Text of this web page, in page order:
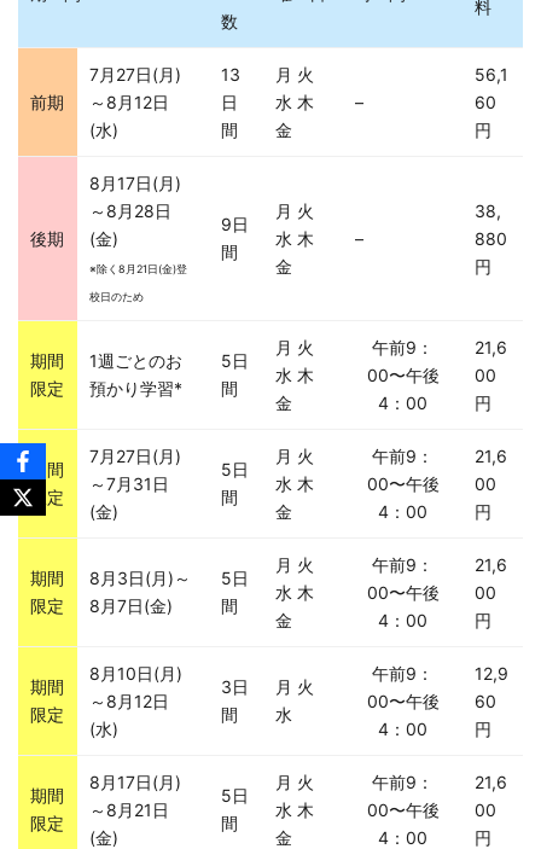
数
料
前期
7月27日(月)
～8月12日
(水)
13
日
間
月 火
水 木
金
–
56,1
60
円
後期
8月17日(月)
～8月28日
(金)
※除く8月21日(金)登
校日のため
9日
間
月 火
水 木
金
–
38,
880
円
期間
限定
1週ごとのお
預かり学習*
5日
間
月 火
水 木
金
午前9：
00〜午後
4：00
21,6
00
円
期間
限定
7月27日(月)
～7月31日
(金)
5日
間
月 火
水 木
金
午前9：
00〜午後
4：00
21,6
00
円
期間
限定
8月3日(月)～
8月7日(金)
5日
間
月 火
水 木
金
午前9：
00〜午後
4：00
21,6
00
円
期間
限定
8月10日(月)
～8月12日
(水)
3日
間
月 火
水
午前9：
00〜午後
4：00
12,9
60
円
期間
限定
8月17日(月)
～8月21日
(金)
5日
間
月 火
水 木
金
午前9：
00〜午後
4：00
21,6
00
円